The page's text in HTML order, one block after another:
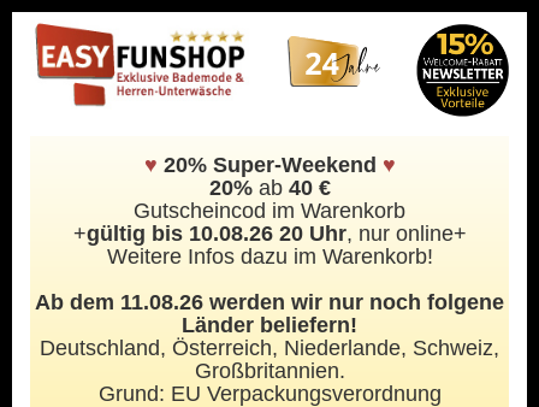
♥ 20% Super-Weekend ♥
20%ab 40 €
Gutscheincod im Warenkorb
+gültig bis 10.08.26 20 Uhr, nur online+
Weitere Infos dazu im Warenkorb!
Ab dem 11.08.26 werden wir nur noch folgene
Länder beliefern!
Deutschland, Österreich, Niederlande, Schweiz,
Großbritannien.
Grund: EU Verpackungsverordnung